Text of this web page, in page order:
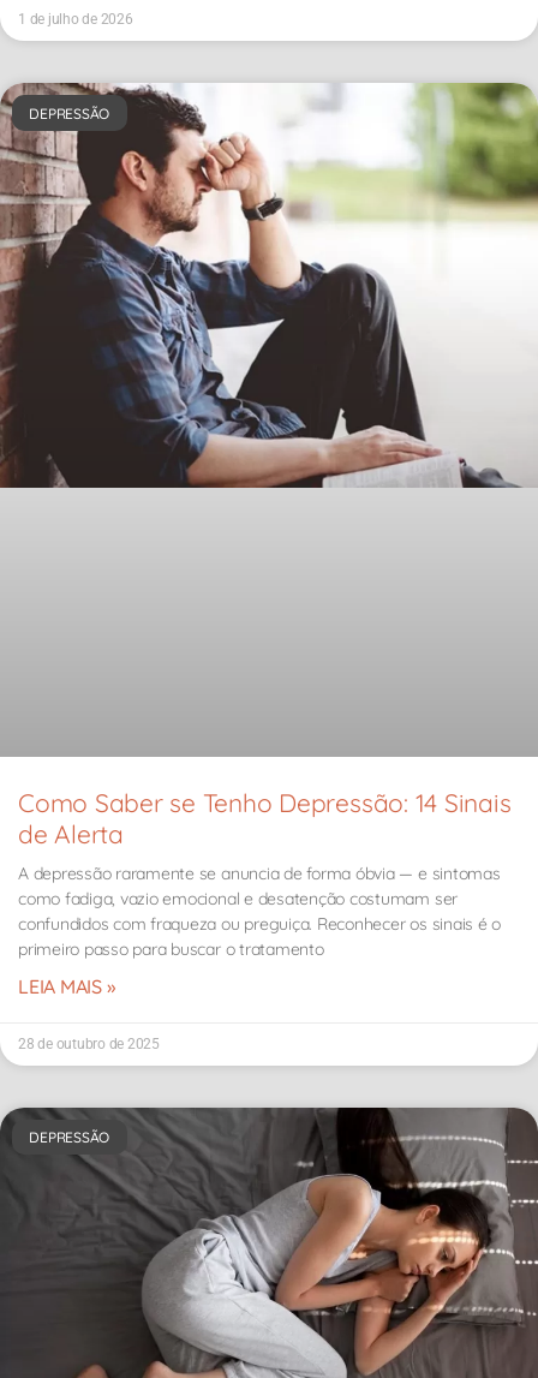
1 de julho de 2026
DEPRESSÃO
Como Saber se Tenho Depressão: 14 Sinais
de Alerta
A depressão raramente se anuncia de forma óbvia — e sintomas
como fadiga, vazio emocional e desatenção costumam ser
confundidos com fraqueza ou preguiça. Reconhecer os sinais é o
primeiro passo para buscar o tratamento
LEIA MAIS »
28 de outubro de 2025
DEPRESSÃO